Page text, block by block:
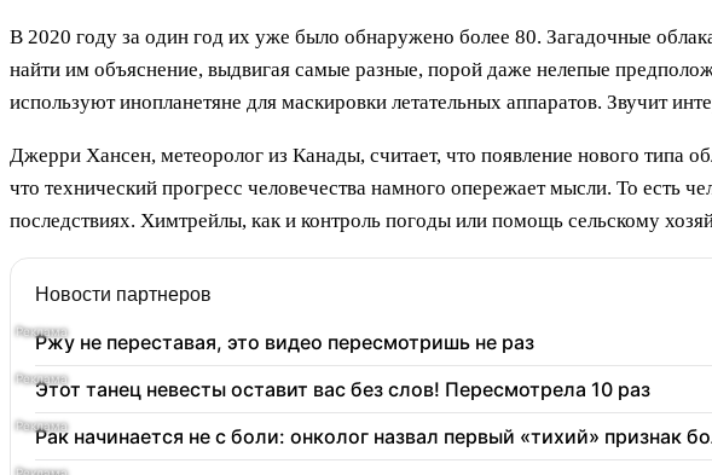
В 2020 году за один год их уже было обнаружено более 80. Загадочные
найти им объяснение, выдвигая самые разные, порой даже нелепые
используют инопланетяне для маскировки летательных аппаратов. Звучит
Джерри Хансен, метеоролог из Канады, считает, что появление нового типа
что технический прогресс человечества намного опережает мысли. То есть
последствиях. Химтрейлы, как и контроль погоды или помощь сельскому
Новости партнеров
Ржу не переставая, это видео пересмотришь не раз
Этот танец невесты оставит вас без слов! Пересмотрела 10 раз
Рак начинается не с боли: онколог назвал первый «тихий» признак